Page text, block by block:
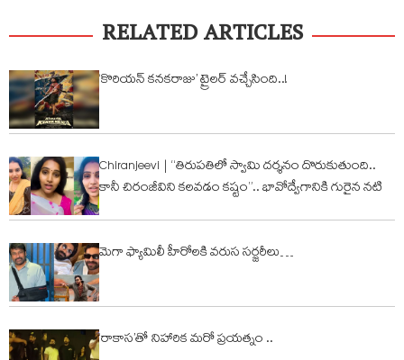
RELATED ARTICLES
‘కొరియన్ కనకరాజు’ ట్రైలర్ వచ్చేసింది..!
Chiranjeevi | “తిరుపతిలో స్వామి దర్శనం దొరుకుతుంది..
కానీ చిరంజీవిని కలవడం కష్టం”.. భావోద్వేగానికి గురైన నటి
మెగా ఫ్యామిలీ హీరోల‌కి వరుస సర్జరీలు…
‘రాకాస’తో నిహారిక మరో ప్రయత్నం ..